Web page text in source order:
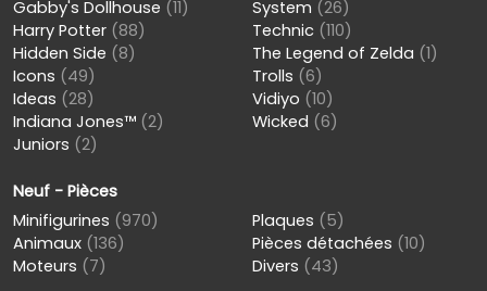
Gabby's Dollhouse (11)
Harry Potter (88)
Hidden Side (8)
Icons (49)
Ideas (28)
Indiana Jones™ (2)
Juniors (2)
System (26)
Technic (110)
The Legend of Zelda (1)
Trolls (6)
Vidiyo (10)
Wicked (6)
Neuf - Pièces
Minifigurines (970)
Animaux (136)
Moteurs (7)
Plaques (5)
Pièces détachées (10)
Divers (43)